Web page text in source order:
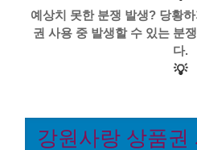
예상치 못한 분쟁 발생? 당황
권 사용 중 발생할 수 있는 분
다.
💡
강원사랑 상품권